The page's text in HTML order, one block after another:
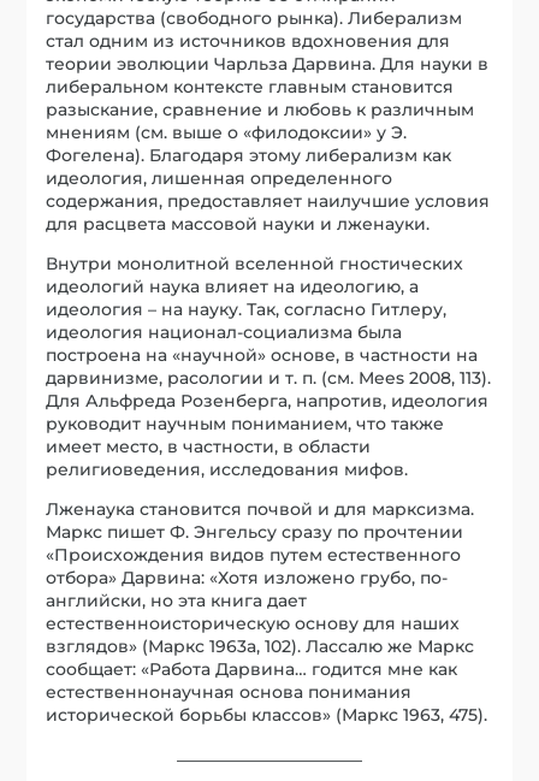
государства (свободного рынка). Либерализм
стал одним из источников вдохновения для
теории эволюции Чарльза Дарвина. Для науки в
либеральном контексте главным становится
разыскание, сравнение и любовь к различным
мнениям (см. выше о «филодоксии» у Э.
Фогелена). Благодаря этому либерализм как
идеология, лишенная определенного
содержания, предоставляет наилучшие условия
для расцвета массовой науки и лженауки.
Внутри монолитной вселенной гностических
идеологий наука влияет на идеологию, а
идеология – на науку. Так, согласно Гитлеру,
идеология национал-социализма была
построена на «научной» основе, в частности на
дарвинизме, расологии и т. п. (см. Mees 2008, 113).
Для Альфреда Розенберга, напротив, идеология
руководит научным пониманием, что также
имеет место, в частности, в области
религиоведения, исследования мифов.
Лженаука становится почвой и для марксизма.
Маркс пишет Ф. Энгельсу сразу по прочтении
«Происхождения видов путем естественного
отбора» Дарвина: «Хотя изложено грубо, по-
английски, но эта книга дает
естественноисторическую основу для наших
взглядов» (Маркс 1963a, 102). Лассалю же Маркс
сообщает: «Работа Дарвина… годится мне как
естественнонаучная основа понимания
исторической борьбы классов» (Маркс 1963, 475).